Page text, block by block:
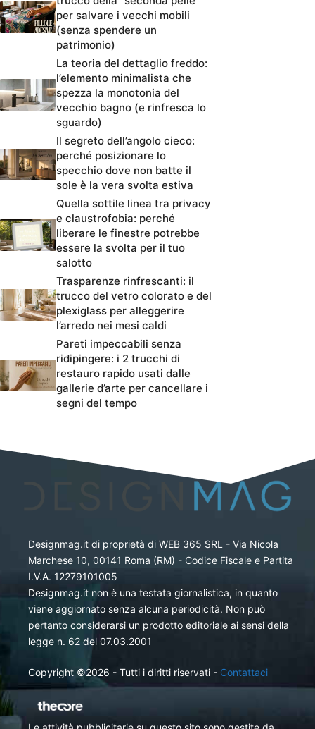
per salvare i vecchi mobili
(senza spendere un
patrimonio)
La teoria del dettaglio freddo:
l’elemento minimalista che
spezza la monotonia del
vecchio bagno (e rinfresca lo
sguardo)
Il segreto dell’angolo cieco:
perché posizionare lo
specchio dove non batte il
sole è la vera svolta estiva
Quella sottile linea tra privacy
e claustrofobia: perché
liberare le finestre potrebbe
essere la svolta per il tuo
salotto
Trasparenze rinfrescanti: il
trucco del vetro colorato e del
plexiglass per alleggerire
l’arredo nei mesi caldi
Pareti impeccabili senza
ridipingere: i 2 trucchi di
restauro rapido usati dalle
gallerie d’arte per cancellare i
segni del tempo
Designmag.it di proprietà di WEB 365 SRL - Via Nicola
Marchese 10, 00141 Roma (RM) - Codice Fiscale e Partita
I.V.A. 12279101005
Designmag.it non è una testata giornalistica, in quanto
viene aggiornato senza alcuna periodicità. Non può
pertanto considerarsi un prodotto editoriale ai sensi della
legge n. 62 del 07.03.2001
Copyright ©2026 - Tutti i diritti riservati - Contattaci